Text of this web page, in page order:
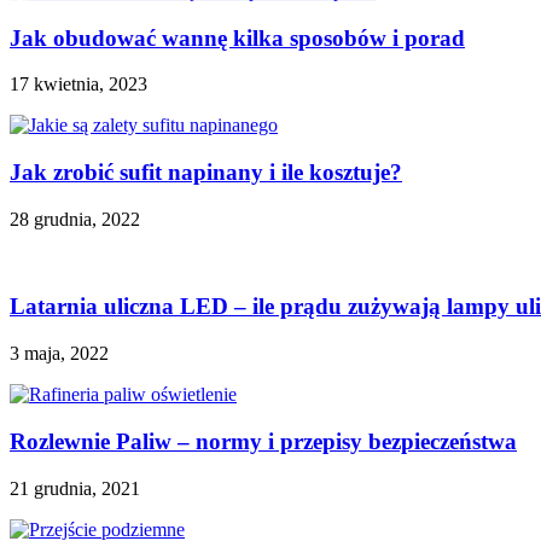
Jak obudować wannę kilka sposobów i porad
17 kwietnia, 2023
Jak zrobić sufit napinany i ile kosztuje?
28 grudnia, 2022
Latarnia uliczna LED – ile prądu zużywają lampy
3 maja, 2022
Rozlewnie Paliw – normy i przepisy bezpieczeństwa
21 grudnia, 2021